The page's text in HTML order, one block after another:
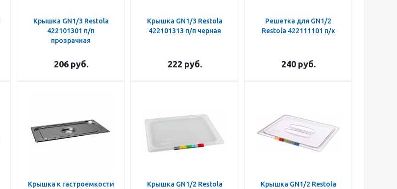
Крышка GN1/3 Restola
422101301 п/п
прозрачная
206руб.
Крышка GN1/3 Restola
422101313 п/п черная
222 руб.
Решетка для GN1/2
Restola 422111101 п/к
240руб.
Крышка к гастроемкости
Крышка GN1/2 Restola
Крышка GN1/2 Restola